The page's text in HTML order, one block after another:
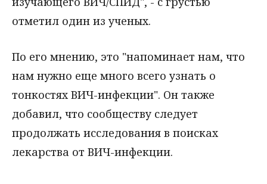
отметил один из ученых.
По его мнению, это "напоминает нам, что
нам нужно еще много всего узнать о
тонкостях ВИЧ-инфекции". Он также
добавил, что сообществу следует
продолжать исследования в поисках
лекарства от ВИЧ-инфекции.